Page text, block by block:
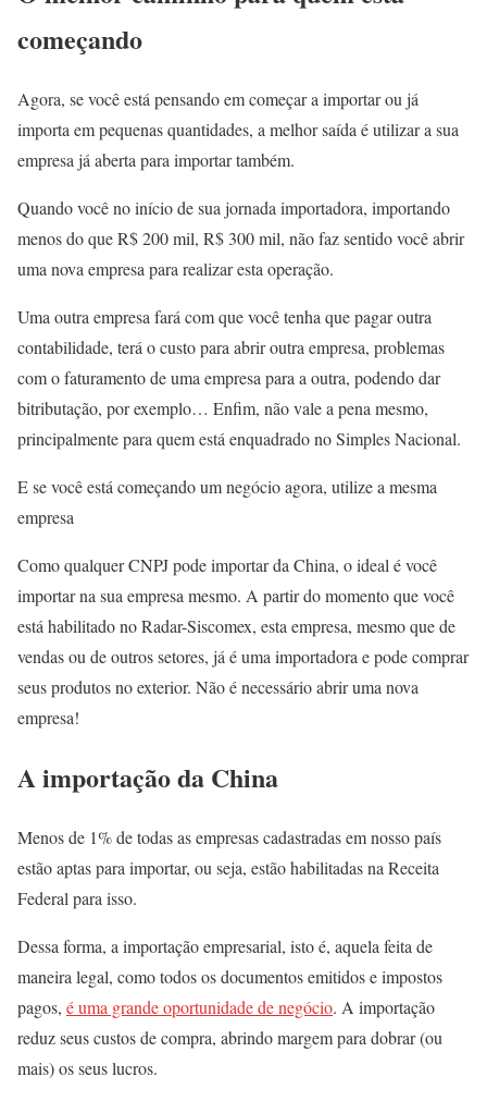
começando
Agora, se você está pensando em começar a importar ou já
importa em pequenas quantidades, a melhor saída é utilizar a sua
empresa já aberta para importar também.
Quando você no início de sua jornada importadora, importando
menos do que R$ 200 mil, R$ 300 mil, não faz sentido você abrir
uma nova empresa para realizar esta operação.
Uma outra empresa fará com que você tenha que pagar outra
contabilidade, terá o custo para abrir outra empresa, problemas
com o faturamento de uma empresa para a outra, podendo dar
bitributação, por exemplo… Enfim, não vale a pena mesmo,
principalmente para quem está enquadrado no Simples Nacional.
E se você está começando um negócio agora, utilize a mesma
empresa
Como qualquer CNPJ pode importar da China, o ideal é você
importar na sua empresa mesmo. A partir do momento que você
está habilitado no Radar-Siscomex, esta empresa, mesmo que de
vendas ou de outros setores, já é uma importadora e pode comprar
seus produtos no exterior. Não é necessário abrir uma nova
empresa!
A importação da China
Menos de 1% de todas as empresas cadastradas em nosso país
estão aptas para importar, ou seja, estão habilitadas na Receita
Federal para isso.
Dessa forma, a importação empresarial, isto é, aquela feita de
maneira legal, como todos os documentos emitidos e impostos
pagos, é uma grande oportunidade de negócio. A importação
reduz seus custos de compra, abrindo margem para dobrar (ou
mais) os seus lucros.